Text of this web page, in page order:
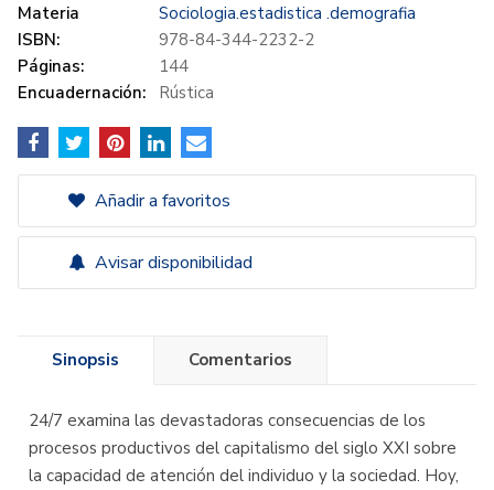
Materia
Sociologia.estadistica .demografia
ISBN:
978-84-344-2232-2
Páginas:
144
Encuadernación:
Rústica
Añadir a favoritos
Avisar disponibilidad
Sinopsis Comentarios
24/7 examina las devastadoras consecuencias de los
procesos productivos del capitalismo del siglo XXI sobre
la capacidad de atención del individuo y la sociedad. Hoy,